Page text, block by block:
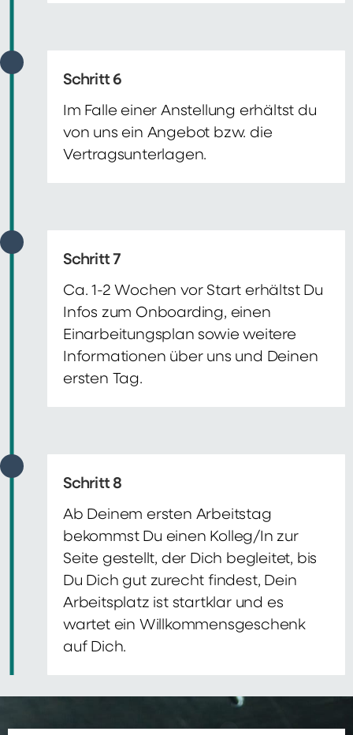
Schritt 6
Im Falle einer Anstellung erhältst du
von uns ein Angebot bzw. die
Vertragsunterlagen.
Schritt 7
Ca. 1-2 Wochen vor Start erhältst Du
Infos zum Onboarding, einen
Einarbeitungsplan sowie weitere
Informationen über uns und Deinen
ersten Tag.
Schritt 8
Ab Deinem ersten Arbeitstag
bekommst Du einen Kolleg/In zur
Seite gestellt, der Dich begleitet, bis
Du Dich gut zurecht findest, Dein
Arbeitsplatz ist startklar und es
wartet ein Willkommensgeschenk
auf Dich.